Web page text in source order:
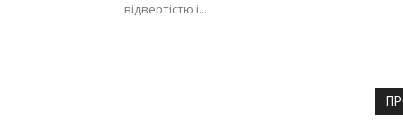
відвертістю і...